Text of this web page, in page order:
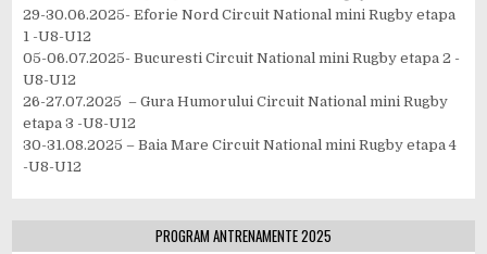
29-30.06.2025- Eforie Nord Circuit National mini Rugby etapa
1 -U8-U12
05-06.07.2025- Bucuresti Circuit National mini Rugby etapa 2 -
U8-U12
26-27.07.2025 – Gura Humorului Circuit National mini Rugby
etapa 3 -U8-U12
30-31.08.2025 – Baia Mare Circuit National mini Rugby etapa 4
-U8-U12
PROGRAM ANTRENAMENTE 2025